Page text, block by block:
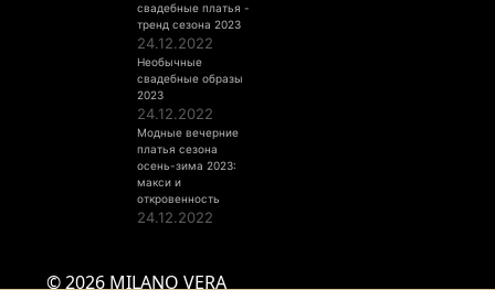
свадебные платья -
тренд сезона 2023
24.12.2022
Необычные
свадебные образы
2023
24.12.2022
Модные вечерние
платья сезона
осень-зима 2023:
макси и
откровенность
24.12.2022
© 2026 MILANO VERA